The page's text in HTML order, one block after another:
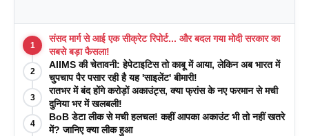
1
संसद मार्ग से आई एक सीक्रेट रिपोर्ट... और बदल गया मोदी सरकार का
सबसे बड़ा फैसला!
2
AIIMS की चेतावनी: हेपेटाइटिस तो काबू में आया, लेकिन अब भारत में
चुपचाप पैर पसार रही है यह 'साइलेंट' बीमारी!
3
रातभर में बंद होंगे करोड़ों अकाउंट्स, क्या फ्रांस के नए फरमान से मची
दुनिया भर में खलबली!
4
BoB डेटा लीक से मची हलचल! कहीं आपका अकाउंट भी तो नहीं खतरे
में? जानिए क्या लीक हुआ